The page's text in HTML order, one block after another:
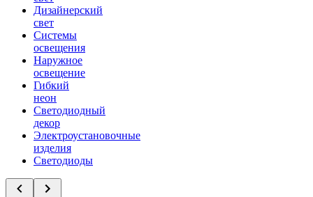
Дизайнерский
свет
Системы
освещения
Наружное
освещение
Гибкий
неон
Светодиодный
декор
Электроустановочные
изделия
Светодиоды